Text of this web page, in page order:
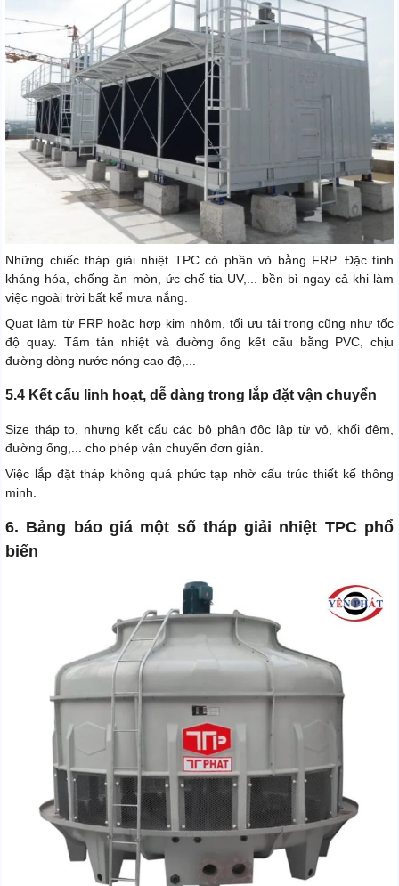
Những chiếc tháp giải nhiệt TPC có phần vỏ bằng FRP. Đặc tính
kháng hóa, chống ăn mòn, ức chế tia UV,... bền bỉ ngay cả khi làm
việc ngoài trời bất kể mưa nắng.
Quạt làm từ FRP hoặc hợp kim nhôm, tối ưu tải trọng cũng như tốc
độ quay. Tấm tản nhiệt và đường ống kết cấu bằng PVC, chịu
đường dòng nước nóng cao độ,...
5.4 Kết cấu linh hoạt, dễ dàng trong lắp đặt vận chuyển
Size tháp to, nhưng kết cấu các bộ phận độc lập từ vỏ, khối đệm,
đường ống,... cho phép vận chuyển đơn giản.
Việc lắp đặt tháp không quá phức tạp nhờ cấu trúc thiết kế thông
minh.
6. Bảng báo giá một số tháp giải nhiệt TPC phổ
biến